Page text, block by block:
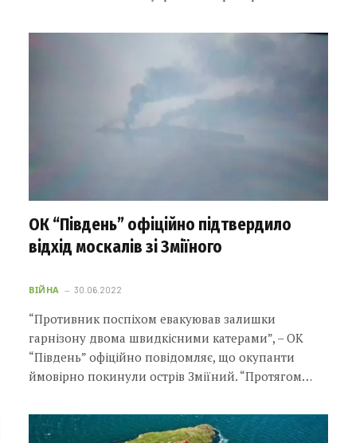
ОК “Південь” офіційно підтвердило
відхід москалів зі Зміїного
ВІЙНА 30.06.2022
“Противник поспіхом евакуював залишки
гарнізону двома швидкісними катерами”, – ОК
“Південь” офіційно повідомляє, що окупанти
ймовірно покинули острів Зміїний. “Протягом…